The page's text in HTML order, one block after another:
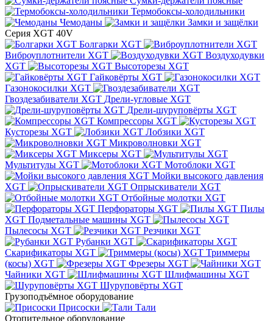
Термобоксы-холодильники
Чемоданы
Замки и защёлки
Серия XGT 40V
Болгарки XGT
Виброуплотнители XGT
Воздуходувки
XGT
Высоторезы XGT
Гайковёрты XGT
Газонокосилки XGT
Гвоздезабиватели XGT Дрели-угловые XGT
Дрели-шуруповёрты XGT
Компрессоры XGT
Кусторезы XGT
Лобзики XGT
Микроволновки XGT
Миксеры XGT
Мультитулы XGT
Мотоблоки XGT
Мойки высокого давления
XGT
Опрыскиватели XGT
Отбойные молотки XGT
Перфораторы XGT
Пилы
XGT Подметальные машины XGT
Пылесосы XGT
Резчики XGT
Рубанки XGT
Скарификаторы XGT
Триммеры
(косы) XGT
Фрезеры XGT
Чайники XGT
Шлифмашины XGT
Шуруповёрты XGT
Грузоподъёмное оборудование
Присоски
Тали
Отопительное оборудование